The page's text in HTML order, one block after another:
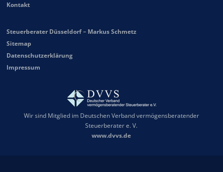
Kontakt
Steuerberater Düsseldorf – Markus Schmetz
Sitemap
Datenschutzerklärung
Impressum
Wir sind Mitglied im Deutschen Verband vermögensberatender
Steuerberater e. V.
www.dvvs.de